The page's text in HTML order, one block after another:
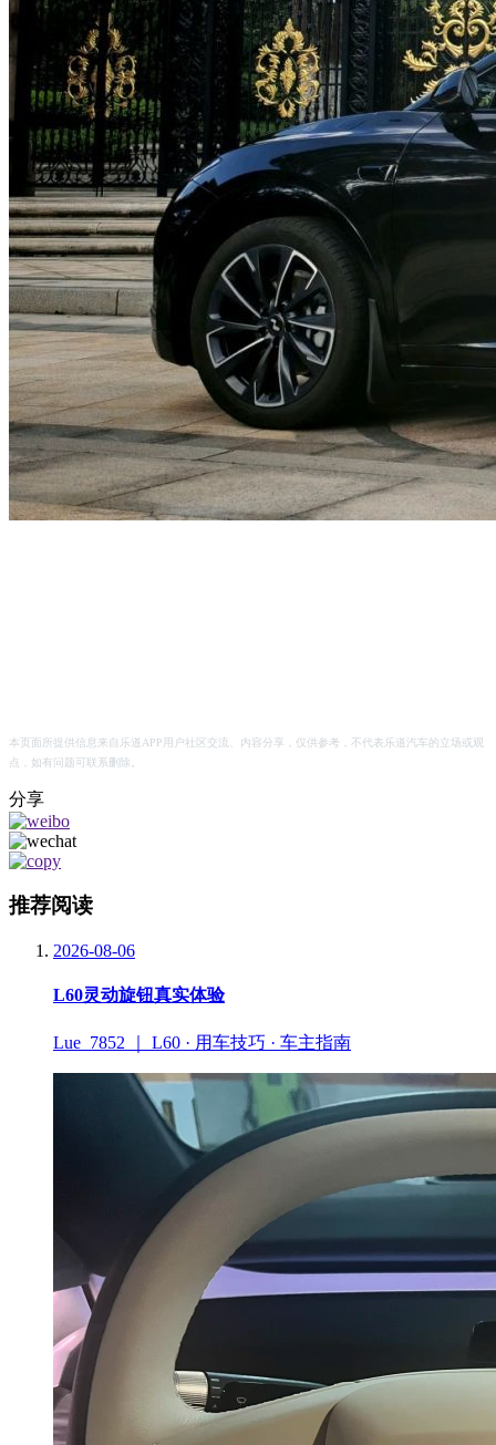
本页面所提供信息来自乐道APP用户社区交流、内容分享，仅供参考，不代表乐道汽车的立场或观
点，如有问题可联系删除。
分享
推荐阅读
2026-08-06
L60灵动旋钮真实体验
Lue_7852 ｜ L60 · 用车技巧 · 车主指南